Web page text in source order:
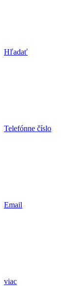
Hľadať
Telefónne číslo
Email
viac